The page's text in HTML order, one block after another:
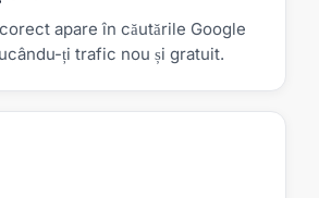
apare în căutările Google
ți trafic nou și gratuit.